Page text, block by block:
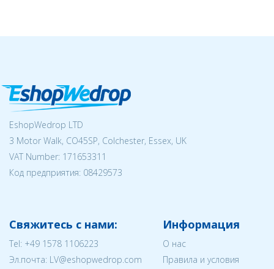
EshopWedrop LTD
3 Motor Walk, CO45SP, Colchester, Essex, UK
VAT Number: 171653311
Код предприятия: 08429573
Свяжитесь с нами:
Tel: +49 1578 1106223
Эл.почта: LV@eshopwedrop.com
Информация
О нас
Правила и условия